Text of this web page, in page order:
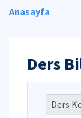
Anasayfa
Ders
Ders